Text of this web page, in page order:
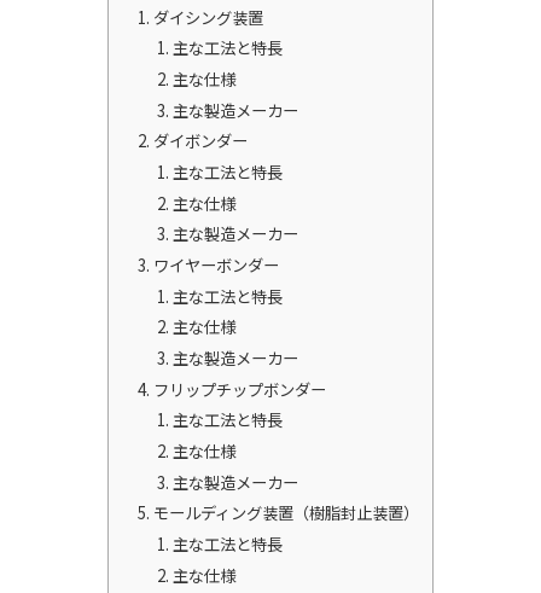
ダイシング装置
主な工法と特長
主な仕様
主な製造メーカー
ダイボンダー
主な工法と特長
主な仕様
主な製造メーカー
ワイヤーボンダー
主な工法と特長
主な仕様
主な製造メーカー
フリップチップボンダー
主な工法と特長
主な仕様
主な製造メーカー
モールディング装置（樹脂封止装置）
主な工法と特長
主な仕様